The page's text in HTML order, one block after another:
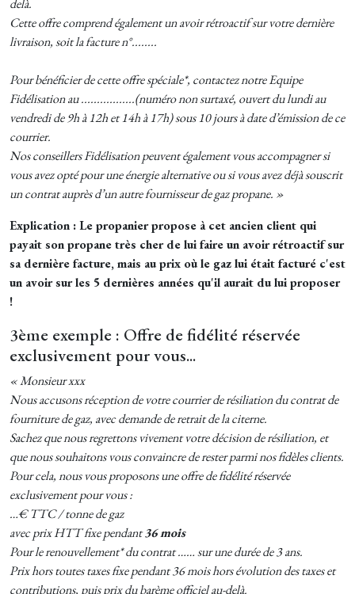
delà.
Cette offre comprend également un avoir rétroactif sur votre dernière
livraison, soit la facture n°........
Pour bénéficier de cette offre spéciale*, contactez notre Equipe
Fidélisation au .................(numéro non surtaxé, ouvert du lundi au
vendredi de 9h à 12h et 14h à 17h) sous 10 jours à date d’émission de ce
courrier.
Nos conseillers Fidélisation peuvent également vous accompagner si
vous avez opté pour une énergie alternative ou si vous avez déjà souscrit
un contrat auprès d’un autre fournisseur de gaz propane. »
Explication : Le propanier propose à cet ancien client qui
payait son propane très cher de lui faire un avoir rétroactif sur
sa dernière facture, mais au prix où le gaz lui était facturé c'est
un avoir sur les 5 dernières années qu'il aurait du lui proposer
!
3ème exemple : Offre de fidélité réservée
exclusivement pour vous...
« Monsieur xxx
Nous accusons réception de votre courrier de résiliation du contrat de
fourniture de gaz, avec demande de retrait de la citerne.
Sachez que nous regrettons vivement votre décision de résiliation, et
que nous souhaitons vous convaincre de rester parmi nos fidèles clients.
Pour cela, nous vous proposons une offre de fidélité réservée
exclusivement pour vous :
…€ TTC / tonne de gaz
avec prix HTT fixe pendant36 mois
Pour le renouvellement* du contrat …… sur une durée de 3 ans.
Prix hors toutes taxes fixe pendant 36 mois hors évolution des taxes et
contributions, puis prix du barème officiel au-delà.